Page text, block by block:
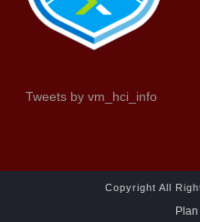
Tweets by vm_hci_info
Copyright All